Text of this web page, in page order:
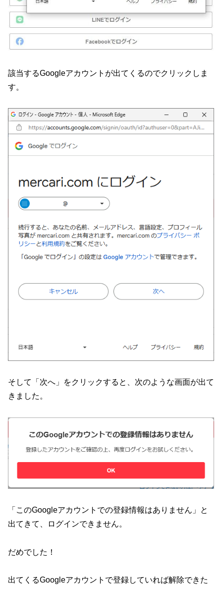
該当するGoogleアカウントが出てくるのでクリックしま
す。
そして「次へ」をクリックすると、次のような画面が出て
きました。
「このGoogleアカウントでの登録情報はありません」と
出てきて、ログインできません。
だめでした！
出てくるGoogleアカウントで登録していれば解除できた